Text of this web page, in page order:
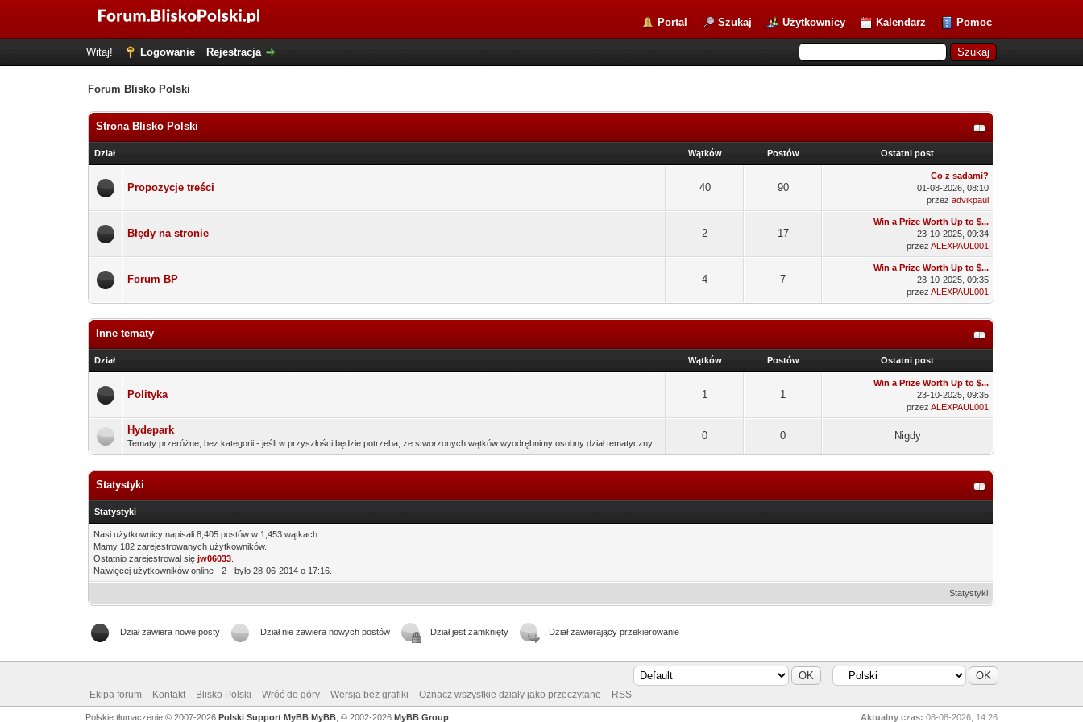
Portal Szukaj Użytkownicy Kalendarz Pomoc
Witaj! Logowanie Rejestracja
Forum Blisko Polski
Strona Blisko Polski
Dział Wątków Postów Ostatni post
Propozycje treści 40 90
Co z sądami?
01-08-2026, 08:10
przezadvikpaul
Błędy na stronie 2 17
Win a Prize Worth Up to $...
23-10-2025, 09:34
przezALEXPAUL001
Forum BP 4 7
Win a Prize Worth Up to $...
23-10-2025, 09:35
przezALEXPAUL001
Inne tematy
Dział Wątków Postów Ostatni post
Polityka 1 1
Win a Prize Worth Up to $...
23-10-2025, 09:35
przezALEXPAUL001
Hydepark
Tematy przeróżne, bez kategorii - jeśli w przyszłości będzie potrzeba, ze stworzonych wątków wyodrębnimy osobny dział tematyczny
0 0 Nigdy
Statystyki
Statystyki
Nasi użytkownicy napisali 8,405 postów w 1,453 wątkach.
Mamy 182 zarejestrowanych użytkowników.
Ostatnio zarejestrował sięjw06033
Najwięcej użytkowników online - 2 - było 28-06-2014 o 17:16.
Statystyki
Dział zawiera nowe posty Dział nie zawiera nowych postów Dział jest zamknięty Dział zawierający przekierowanie
Ekipa forum Kontakt Blisko Polski Wróć do góry Wersja bez grafiki Oznacz wszystkie działy jako przeczytane RSS
Aktualny czas: 08-08-2026, 14:26
Polskie tłumaczenie © 2007-2026 Polski Support MyBB MyBB, © 2002-2026 MyBB Group.